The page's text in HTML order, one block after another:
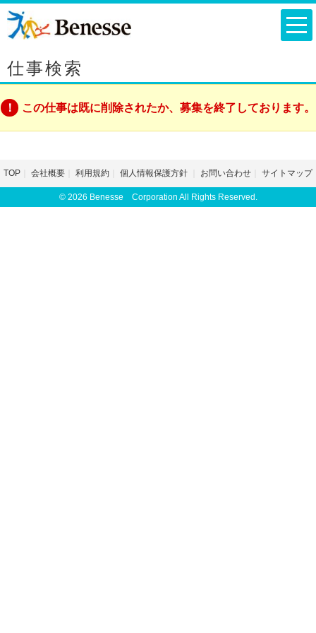
仕事検索
この仕事は既に削除されたか、募集を終了しております。
TOP 会社概要 利用規約 個人情報保護方針 お問い合わせ サイトマップ
© 2026 Benesse Corporation All Rights Reserved.